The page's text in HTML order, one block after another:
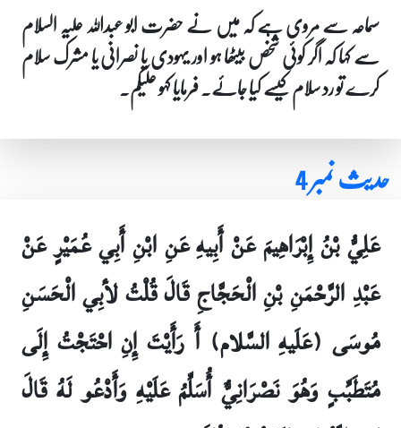
سماعہ سے مروی ہے کہ میں نے حضرت ابو عبداللہ علیہ السلام
سے کہا کہ اگر کوئی شخص بیٹھا ہو اور یہودی یا نصرانی یا مشرک سلام
کرے تو رد سلام کیسے کیا جائے۔ فرمایا کہو علیکم۔
حدیث نمبر 4
عَلِيُّ بْنُ إِبْرَاهِيمَ عَنْ أَبِيهِ عَنِ ابْنِ أَبِي عُمَيْرٍ عَنْ
عَبْدِ الرَّحْمَنِ بْنِ الْحَجَّاجِ قَالَ قُلْتُ لأبِي الْحَسَنِ
مُوسَى (عَلَيهِ السَّلام) أَ رَأَيْتَ إِنِ احْتَجْتُ إِلَى
مُتَطَبِّبٍ وَهُوَ نَصْرَانِيٌّ أُسَلِّمُ عَلَيْهِ وَأَدْعُو لَهُ قَالَ